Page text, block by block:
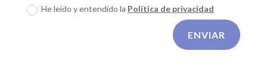
He leído y entendido la Política de privacidad
ENVIAR